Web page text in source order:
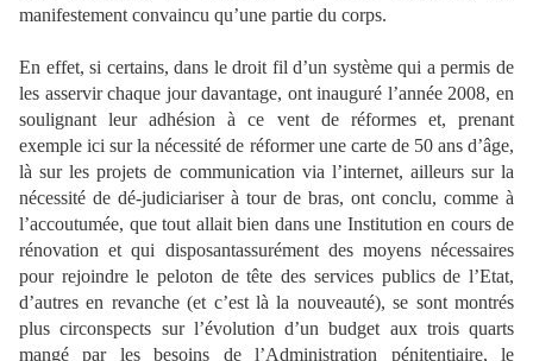
manifestement convaincu qu’une partie du corps.
En effet, si certains, dans le droit fil d’un système qui a permis de
les asservir chaque jour davantage, ont inauguré l’année 2008, en
soulignant leur adhésion à ce vent de réformes et, prenant
exemple ici sur la nécessité de réformer une carte de 50 ans d’âge,
là sur les projets de communication via l’internet, ailleurs sur la
nécessité de dé-judiciariser à tour de bras, ont conclu, comme à
l’accoutumée, que tout allait bien dans une Institution en cours de
rénovation et qui disposantassurément des moyens nécessaires
pour rejoindre le peloton de tête des services publics de l’Etat,
d’autres en revanche (et c’est là la nouveauté), se sont montrés
plus circonspects sur l’évolution d’un budget aux trois quarts
mangé par les besoins de l’Administration pénitentiaire, le